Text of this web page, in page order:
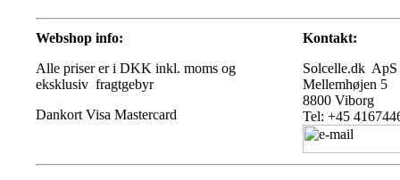
Webshop info:
Alle priser er i DKK inkl. moms og
eksklusiv fragtgebyr
Kontakt:
Solcelle.dk ApS
Mellemhøjen 5
8800 Viborg
Tel: +45